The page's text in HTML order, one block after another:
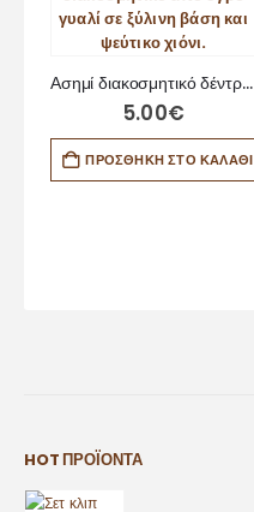
Ασημί διακοσμητικό δέντρο-τάρανδος
5.00€
ΠΡΟΣΘΉΚΗ ΣΤΟ ΚΑΛΆΘΙ
HOT ΠΡΟΪΌΝΤΑ